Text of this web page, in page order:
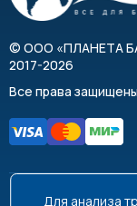
© ООО «ПЛАНЕТА
2017-2026
Все права защищены
Для анализа